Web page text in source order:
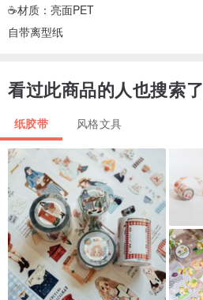
☕️材质：亮面PET
自带离型纸
看过此商品的人也搜索了
纸胶带 风格文具